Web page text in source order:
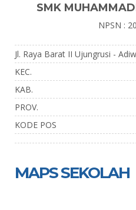
SMK
NPSN :
Jl. Raya Barat II Ujungrusi -
KEC.
KAB.
PROV.
KODE POS
MAPS SEKOLAH